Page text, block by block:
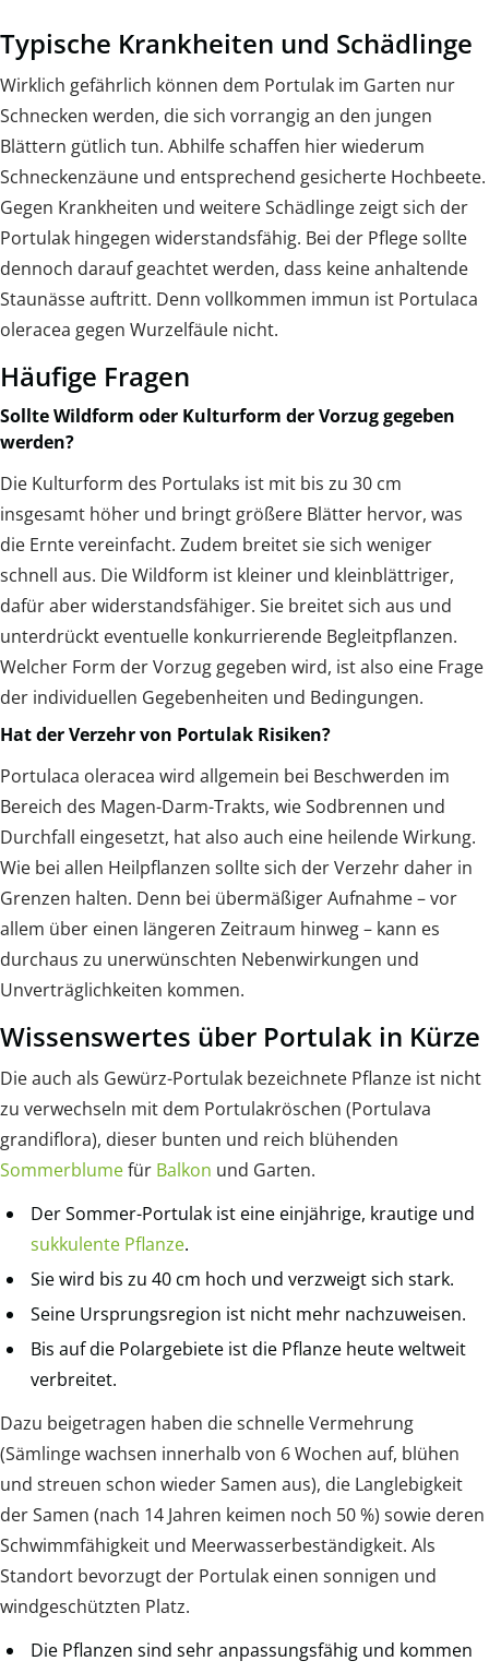
Typische Krankheiten und Schädlinge
Wirklich gefährlich können dem Portulak im Garten nur
Schnecken werden, die sich vorrangig an den jungen
Blättern gütlich tun. Abhilfe schaffen hier wiederum
Schneckenzäune und entsprechend gesicherte Hochbeete.
Gegen Krankheiten und weitere Schädlinge zeigt sich der
Portulak hingegen widerstandsfähig. Bei der Pflege sollte
dennoch darauf geachtet werden, dass keine anhaltende
Staunässe auftritt. Denn vollkommen immun ist Portulaca
oleracea gegen Wurzelfäule nicht.
Häufige Fragen
Sollte Wildform oder Kulturform der Vorzug gegeben
werden?
Die Kulturform des Portulaks ist mit bis zu 30 cm
insgesamt höher und bringt größere Blätter hervor, was
die Ernte vereinfacht. Zudem breitet sie sich weniger
schnell aus. Die Wildform ist kleiner und kleinblättriger,
dafür aber widerstandsfähiger. Sie breitet sich aus und
unterdrückt eventuelle konkurrierende Begleitpflanzen.
Welcher Form der Vorzug gegeben wird, ist also eine Frage
der individuellen Gegebenheiten und Bedingungen.
Hat der Verzehr von Portulak Risiken?
Portulaca oleracea wird allgemein bei Beschwerden im
Bereich des Magen-Darm-Trakts, wie Sodbrennen und
Durchfall eingesetzt, hat also auch eine heilende Wirkung.
Wie bei allen Heilpflanzen sollte sich der Verzehr daher in
Grenzen halten. Denn bei übermäßiger Aufnahme – vor
allem über einen längeren Zeitraum hinweg – kann es
durchaus zu unerwünschten Nebenwirkungen und
Unverträglichkeiten kommen.
Wissenswertes über Portulak in Kürze
Die auch als Gewürz-Portulak bezeichnete Pflanze ist nicht
zu verwechseln mit dem Portulakröschen (Portulava
grandiflora), dieser bunten und reich blühenden
Sommerblumefür Balkon und Garten.
Der Sommer-Portulak ist eine einjährige, krautige und
sukkulente Pflanze.
Sie wird bis zu 40 cm hoch und verzweigt sich stark.
Seine Ursprungsregion ist nicht mehr nachzuweisen.
Bis auf die Polargebiete ist die Pflanze heute weltweit
verbreitet.
Dazu beigetragen haben die schnelle Vermehrung
(Sämlinge wachsen innerhalb von 6 Wochen auf, blühen
und streuen schon wieder Samen aus), die Langlebigkeit
der Samen (nach 14 Jahren keimen noch 50 %) sowie deren
Schwimmfähigkeit und Meerwasserbeständigkeit. Als
Standort bevorzugt der Portulak einen sonnigen und
windgeschützten Platz.
Die Pflanzen sind sehr anpassungsfähig und kommen